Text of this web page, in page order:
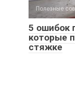
Полезные
5 ошибок
которые
стяжке